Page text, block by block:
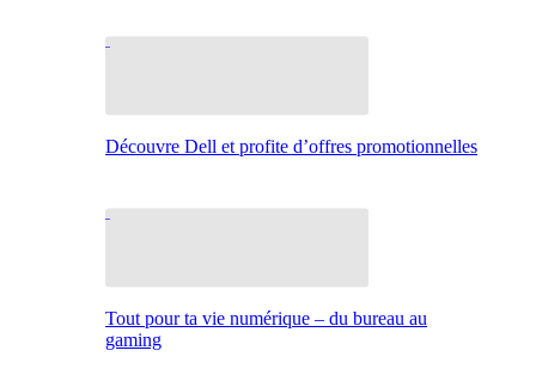
Découvre Dell et profite d’offres promotionnelles
Tout pour ta vie numérique – du bureau au
gaming